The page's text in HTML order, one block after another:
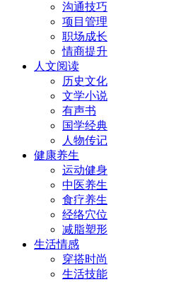
沟通技巧
项目管理
职场成长
情商提升
人文阅读
历史文化
文学小说
有声书
国学经典
人物传记
健康养生
运动健身
中医养生
食疗养生
经络穴位
减脂塑形
生活情感
穿搭时尚
生活技能